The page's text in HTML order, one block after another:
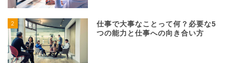
2
仕事で大事なことって何？必要な5
つの能力と仕事への向き合い方